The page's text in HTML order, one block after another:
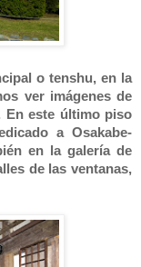
o tenshu, en la
ver imágenes de
En este último piso
a Osakabe-
en la galería de
de las ventanas,